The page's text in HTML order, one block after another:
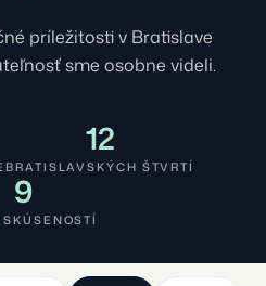
príležitosti v Bratislave
sme osobne videli.
12
BRATISLAVSKÝCH ŠTVRTÍ
9
SKÚSENOSTÍ